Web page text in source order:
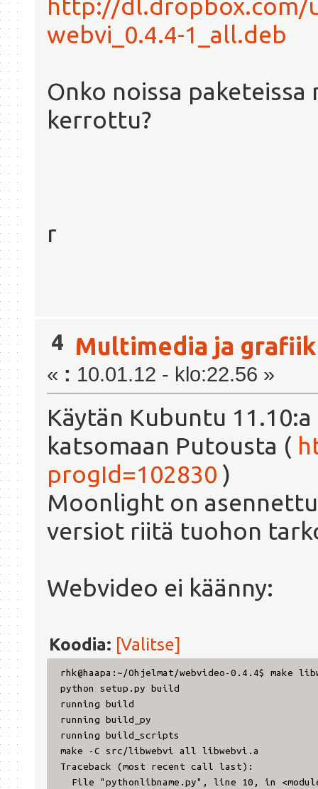
http://dl.dropbox.com/
webvi_0.4.4-1_all.deb
Onko noissa
kerrottu?
r
4 Multimedia ja
« : 10.01.12 - klo:22.56 »
Käytän Kubuntu
katsomaan Putousta (
progId=102830 )
Moonlight on
versiot riitä tuohon
Webvideo ei käänny:
Koodia: [Valitse]
rhk@haapa:~/Ohjelmat/webvideo-0.4.4$ make
python setup.py build
running build
running build_py
running build_scripts
make -C src/libwebvi all libwebvi.a
Traceback (most recent call last):
File "pythonlibname.py", line 10, in